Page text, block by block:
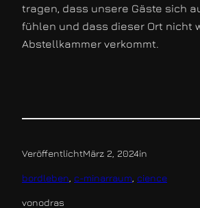
tragen, dass unsere Gäste sich
fühlen und dass dieser Ort nicht
Abstellkammer verkommt.
VeröffentlichtMärz 2, 2024in
bordleben c-minarraum cience
vonodras